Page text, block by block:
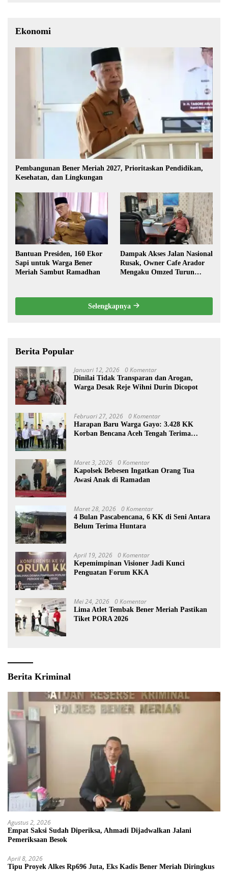
Ekonomi
Pembangunan Bener Meriah 2027, Prioritaskan Pendidikan,
Kesehatan, dan Lingkungan
Bantuan Presiden, 160 Ekor
Sapi untuk Warga Bener
Meriah Sambut Ramadhan
Dampak Akses Jalan Nasional
Rusak, Owner Cafe Arador
Mengaku Omzed Turun
Selengkapnya
Berita Popular
Januari 12, 2026 0 Komentar
Dinilai Tidak Transparan dan Arogan,
Warga Desak Reje Wihni Durin Dicopot
Februari 27, 2026 0 Komentar
Harapan Baru Warga Gayo: 3.428 KK
Korban Bencana Aceh Tengah Terima
Maret 3, 2026 0 Komentar
Kapolsek Bebesen Ingatkan Orang Tua
Awasi Anak di Ramadan
Maret 28, 2026 0 Komentar
4 Bulan Pascabencana, 6 KK di Seni Antara
Belum Terima Huntara
April 19, 2026 0 Komentar
Kepemimpinan Visioner Jadi Kunci
Penguatan Forum KKA
Mei 24, 2026 0 Komentar
Lima Atlet Tembak Bener Meriah Pastikan
Tiket PORA 2026
Berita Kriminal
Agustus 2, 2026
Empat Saksi Sudah Diperiksa, Ahmadi Dijadwalkan Jalani
Pemeriksaan Besok
April 8, 2026
Tipu Proyek Alkes Rp696 Juta, Eks Kadis Bener Meriah Diringkus